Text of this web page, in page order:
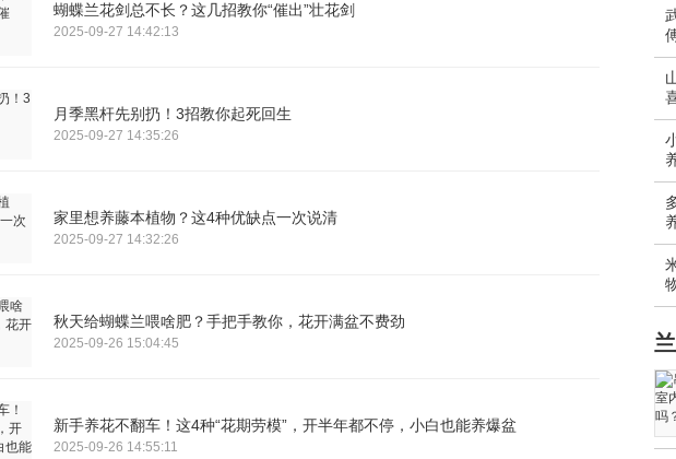
蝴蝶兰花剑总不长？这几招教你“催出”壮花剑
2025-09-27 14:42:13
月季黑杆先别扔！3招教你起死回生
2025-09-27 14:35:26
家里想养藤本植物？这4种优缺点一次说清
2025-09-27 14:32:26
秋天给蝴蝶兰喂啥肥？手把手教你，花开满盆不费劲
2025-09-26 15:04:45
新手养花不翻车！这4种“花期劳模”，开半年都不停，小白也能养爆盆
2025-09-26 14:55:11